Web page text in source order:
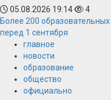
05.08.2026 19:14
4
Более 200
перед 1 сентября
главное
новости
образование
общество
официально